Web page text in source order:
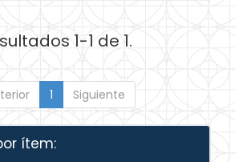
1-1 de 1.
1 Siguiente
ítem: